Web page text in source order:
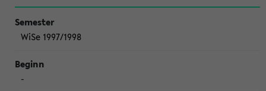
WiSe 1997/1998
-